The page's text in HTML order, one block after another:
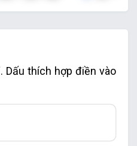
bé nhất là:
Dấu thích hợp điền vào